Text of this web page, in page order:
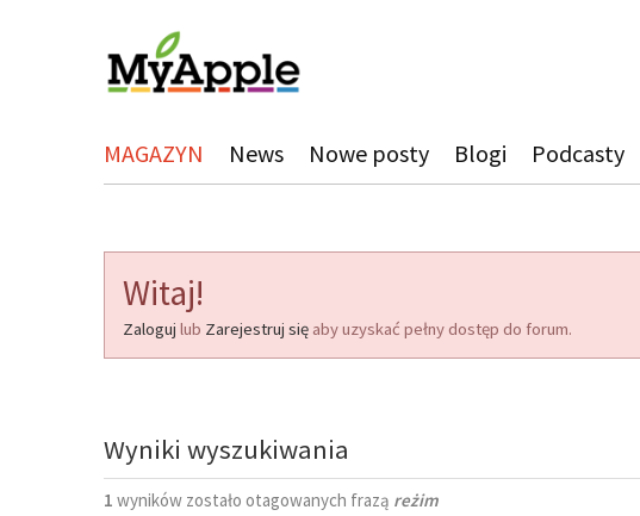
MAGAZYN News Nowe posty Blogi Podcasty
Witaj!
Zaloguj lub Zarejestruj się aby uzyskać pełny dostęp do forum.
Wyniki wyszukiwania
1 wyników zostało otagowanych frazą reżim